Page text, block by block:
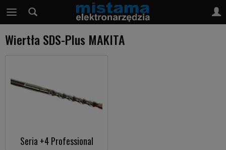
Wiertła SDS-Plus MAKITA
Seria +4 Professional